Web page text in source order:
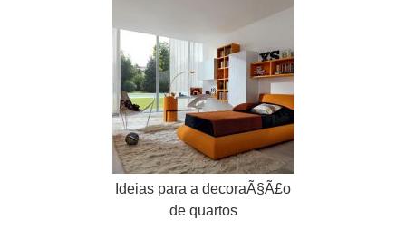
Ideias para a decoraÃ§Ã£o
de quartos